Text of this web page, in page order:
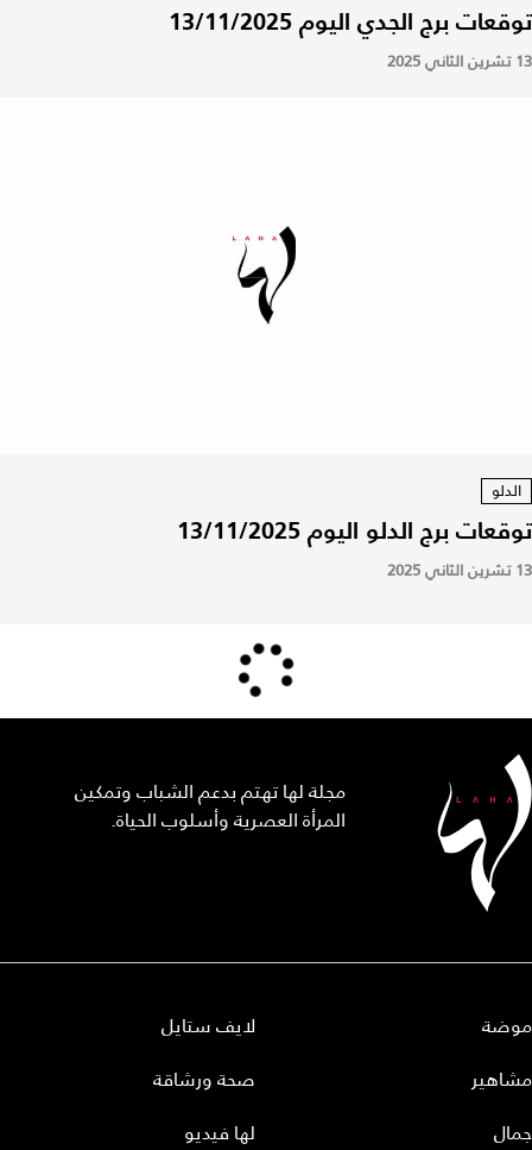
توقعات برج الجدي اليوم 13/11/2025
13 تشرين الثاني 2025
الدلو
توقعات برج الدلو اليوم 13/11/2025
13 تشرين الثاني 2025
مجلة لها تهتم بدعم الشباب وتمكين
المرأة العصرية وأسلوب الحياة.
موضة
مشاهير
جمال
لايف ستايل
صحة ورشاقة
لها فيديو